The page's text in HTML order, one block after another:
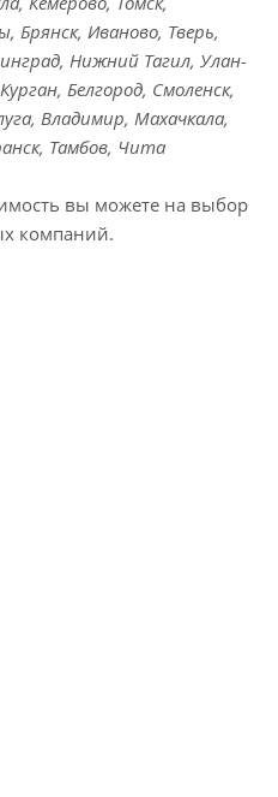
Брянск, Иваново, Тверь,
Нижний Тагил, Улан-
Белгород, Смоленск,
Владимир, Махачкала,
Тамбов, Чита
вы можете на выбор
компаний.